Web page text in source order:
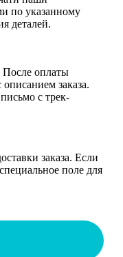
по указанному
деталей.
После оплаты
заказа.
с трек-
заказа. Если
поле для